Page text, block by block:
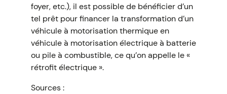
foyer, etc.), il est possible de bénéficier d’un
tel prêt pour financer la transformation d’un
véhicule à motorisation thermique en
véhicule à motorisation électrique à batterie
ou pile à combustible, ce qu’on appelle le «
rétrofit électrique ».
Sources :